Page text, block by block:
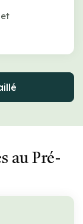
au Pré-